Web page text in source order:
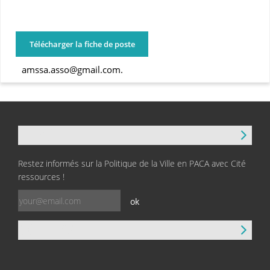
Télécharger la fiche de poste
amssa.asso@gmail.com.
Restez informés sur la Politique de la Ville en PACA avec Cité
ressources !
ok